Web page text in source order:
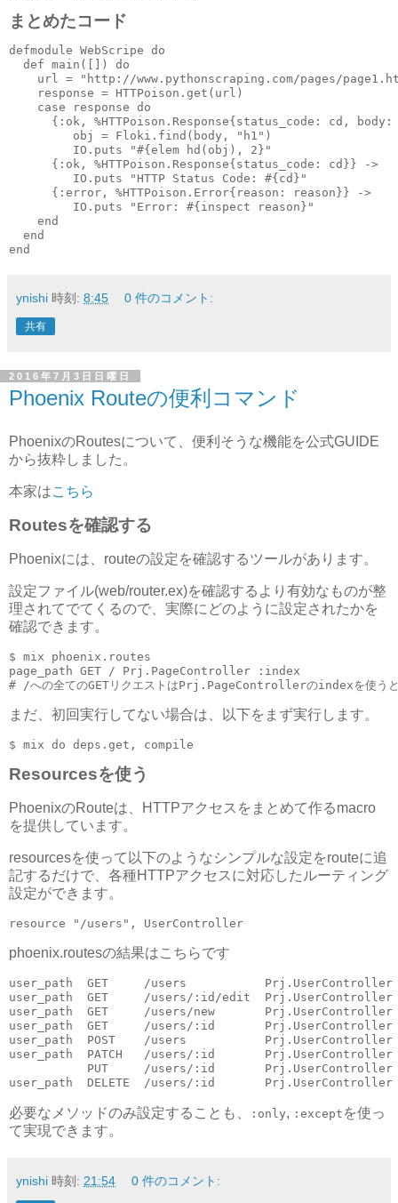
まとめたコード
defmodule WebScripe do
def main([]) do
url = " http://www.pythonscraping.com/pages/
response = HTTPoison.get(url)
case response do
{:ok, %HTTPoison.Response{status_code: cd, body:
obj = Floki.find(body, "h1")
IO.puts "#{elem hd(obj), 2}"
{:ok, %HTTPoison.Response{status_code: cd}} ->
IO.puts "HTTP Status Code: #{cd}"
{:error, %HTTPoison.Error{reason: reason}} ->
IO.puts "Error: #{inspect reason}"
end
end
end
ynishi 時刻: 8:45 0 件のコメント:
共有
2016年7月3日日曜日
Phoenix Routeの便利コマンド
PhoenixのRoutesについて、便利そうな機能を公式GUIDE
から抜粋しました。
本家はこちら
Routesを確認する
Phoenixには、routeの設定を確認するツールがあります。
設定ファイル(web/router.ex)を確認するより有効なものが整
理されてでてくるので、実際にどのように設定されたかを
確認できます。
$ mix phoenix.routes
page_path GET / Prj.PageController :index
# /への全てのGETリクエストはPrj.PageControllerのindexを使うと
まだ、初回実行してない場合は、以下をまず実行します。
$ mix do deps.get, compile
Resourcesを使う
PhoenixのRouteは、HTTPアクセスをまとめて作るmacro
を提供しています。
resourcesを使って以下のようなシンプルな設定をrouteに追
記するだけで、各種HTTPアクセスに対応したルーティング
設定ができます。
resource "/users", UserController
phoenix.routesの結果はこちらです
user_path  GET     /users
user_path  GET     /users/:id/edit
user_path  GET     /users/new       Prj.UserController
user_path  GET     /users/:id       Prj.UserController
user_path  POST    /users
user_path  PATCH   /users/:id       Prj.UserController
PUT     /users/:id       Prj.UserController
user_path  DELETE  /users/:id
必要なメソッドのみ設定することも、 :only, :except を使っ
て実現できます。
ynishi 時刻: 21:54 0 件のコメント: